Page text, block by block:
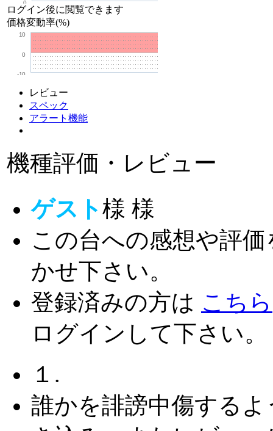
0
ログイン後に閲覧できます
価格変動率(%)
-10
0
10
レビュー
スペック
アラート機能
機種評価・レビュー
ゲスト様 様
この台への感想や評価
かせ下さい。
登録済みの方は こちら
ログインして下さい。
１.
誰かを誹謗中傷するよ